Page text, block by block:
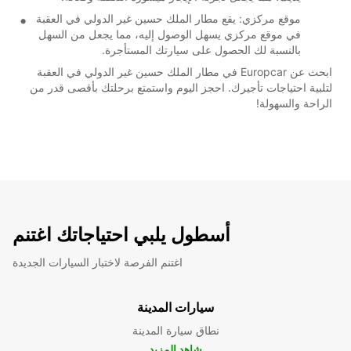
موقع مركزي: يقع مطار الملك حسين غير الدولي في العقبة
في موقع مركزي يسهل الوصول إليه، مما يجعل من السهل
بالنسبة لك الحصول على سيارتك المستأجرة.
ابحث عن Europcar في مطار الملك حسين غير الدولي في العقبة
لتلبية احتياجات تأجيرك. احجز اليوم واستمتع برحلتك بأقصى قدر من
الراحة والسهولة!
أسطول يلبي احتياجاتك اغتنم
اغتنم الفرصة لاختبار السيارات الجديدة
سيارات المدينة
نطاق سيارة المدينة